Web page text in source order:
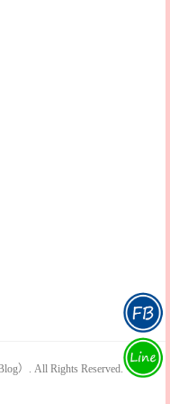
）. All Rights Reserved.